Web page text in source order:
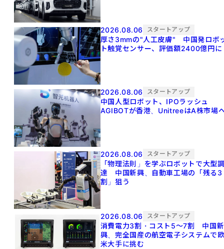
2026.08.06 スタートアップ
厚さ3mmの"人工皮膚" 中国発ロボ
ト触覚センサー、評価額2400億円に
2026.08.06 スタートアップ
中国人型ロボット、IPOラッシュ
AGIBOTが香港、UnitreeはA株市場
2026.08.06 スタートアップ
「物理法則」を学ぶロボットで大型
達 中国新興、自動車工場の「残る3
割」狙う
2026.08.06 スタートアップ
消費電力3割・コスト5〜7割 中国新
興、完全国産の航空電子システムで
米大手に挑む